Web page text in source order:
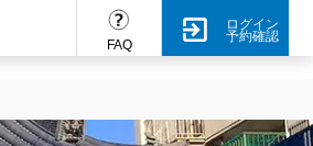
FAQ
ログイン
予約確認